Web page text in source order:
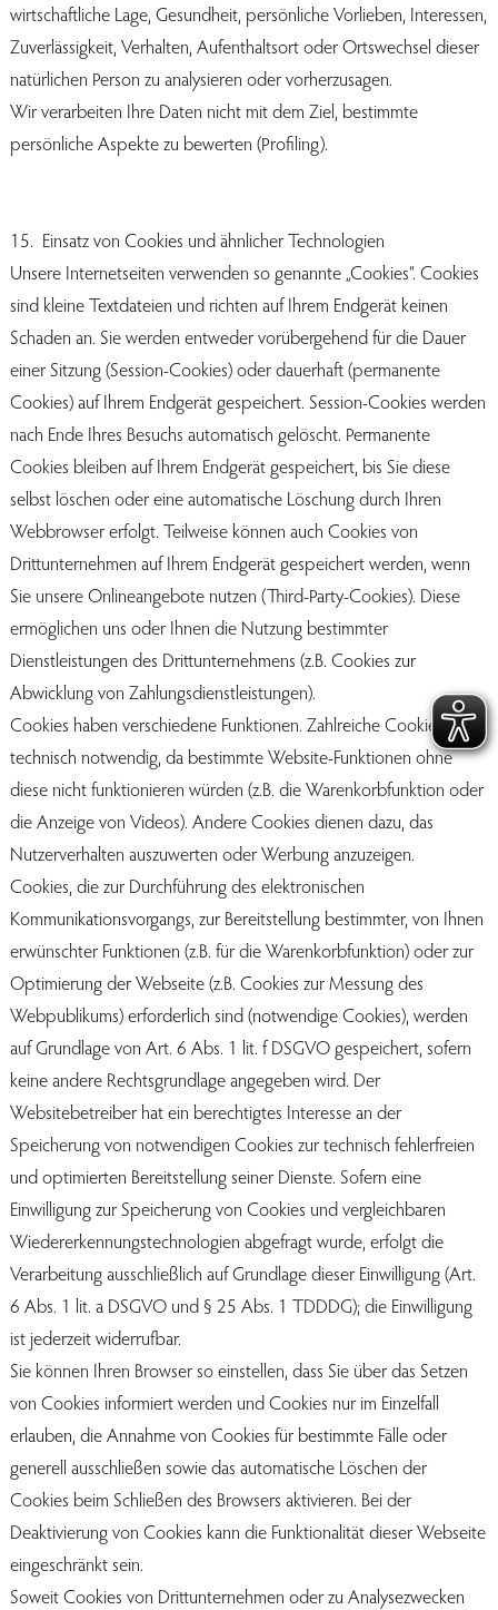
wirtschaftliche Lage, Gesundheit, persönliche Vorlieben, Interessen,
Zuverlässigkeit, Verhalten, Aufenthaltsort oder Ortswechsel dieser
natürlichen Person zu analysieren oder vorherzusagen.
Wir verarbeiten Ihre Daten nicht mit dem Ziel, bestimmte
persönliche Aspekte zu bewerten (Profiling).
15. Einsatz von Cookies und ähnlicher Technologien
Unsere Internetseiten verwenden so genannte „Cookies“. Cookies
sind kleine Textdateien und richten auf Ihrem Endgerät keinen
Schaden an. Sie werden entweder vorübergehend für die Dauer
einer Sitzung (Session-Cookies) oder dauerhaft (permanente
Cookies) auf Ihrem Endgerät gespeichert. Session-Cookies werden
nach Ende Ihres Besuchs automatisch gelöscht. Permanente
Cookies bleiben auf Ihrem Endgerät gespeichert, bis Sie diese
selbst löschen oder eine automatische Löschung durch Ihren
Webbrowser erfolgt. Teilweise können auch Cookies von
Drittunternehmen auf Ihrem Endgerät gespeichert werden, wenn
Sie unsere Onlineangebote nutzen (Third-Party-Cookies). Diese
ermöglichen uns oder Ihnen die Nutzung bestimmter
Dienstleistungen des Drittunternehmens (z.B. Cookies zur
Abwicklung von Zahlungsdienstleistungen).
Cookies haben verschiedene Funktionen. Zahlreiche Cookies sind
technisch notwendig, da bestimmte Website-Funktionen ohne
diese nicht funktionieren würden (z.B. die Warenkorbfunktion oder
die Anzeige von Videos). Andere Cookies dienen dazu, das
Nutzerverhalten auszuwerten oder Werbung anzuzeigen.
Cookies, die zur Durchführung des elektronischen
Kommunikationsvorgangs, zur Bereitstellung bestimmter, von Ihnen
erwünschter Funktionen (z.B. für die Warenkorbfunktion) oder zur
Optimierung der Webseite (z.B. Cookies zur Messung des
Webpublikums) erforderlich sind (notwendige Cookies), werden
auf Grundlage von Art. 6 Abs. 1 lit. f DSGVO gespeichert, sofern
keine andere Rechtsgrundlage angegeben wird. Der
Websitebetreiber hat ein berechtigtes Interesse an der
Speicherung von notwendigen Cookies zur technisch fehlerfreien
und optimierten Bereitstellung seiner Dienste. Sofern eine
Einwilligung zur Speicherung von Cookies und vergleichbaren
Wiedererkennungstechnologien abgefragt wurde, erfolgt die
Verarbeitung ausschließlich auf Grundlage dieser Einwilligung (Art.
6 Abs. 1 lit. a DSGVO und § 25 Abs. 1 TDDDG); die Einwilligung
ist jederzeit widerrufbar.
Sie können Ihren Browser so einstellen, dass Sie über das Setzen
von Cookies informiert werden und Cookies nur im Einzelfall
erlauben, die Annahme von Cookies für bestimmte Fälle oder
generell ausschließen sowie das automatische Löschen der
Cookies beim Schließen des Browsers aktivieren. Bei der
Deaktivierung von Cookies kann die Funktionalität dieser Webseite
eingeschränkt sein.
Soweit Cookies von Drittunternehmen oder zu Analysezwecken